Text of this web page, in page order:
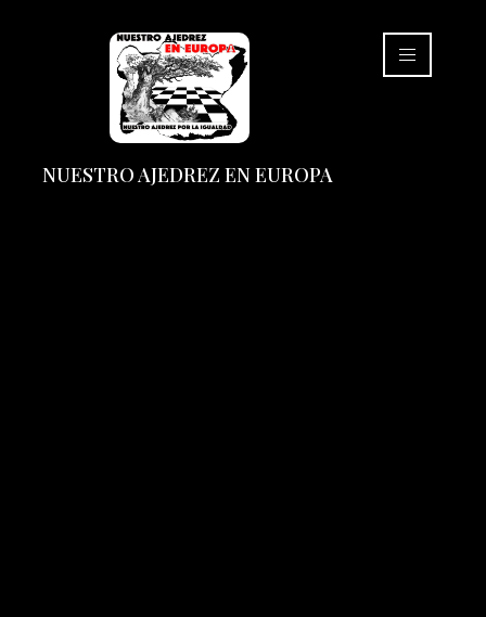
NUESTRO AJEDREZ EN EUROPA